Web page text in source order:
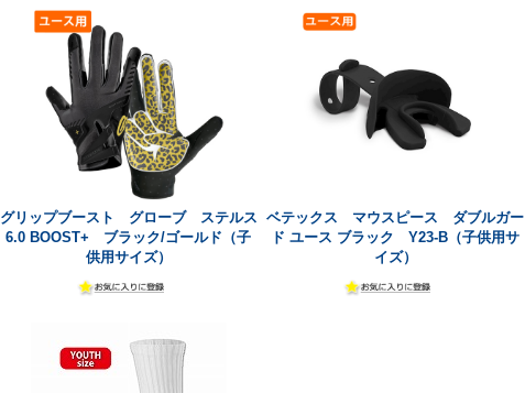
グリップブースト グローブ ステルス
6.0 BOOST+ ブラック/ゴールド（子
供用サイズ）
ベテックス マウスピース ダブルガー
ド ユース ブラック Y23-B（子供用サ
イズ）